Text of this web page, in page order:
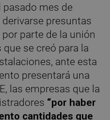
pasado mes de
presuntas
parte de la unión
se creó para la
ante esta
presentará una
las empresas que la
“por haber
cantidades que